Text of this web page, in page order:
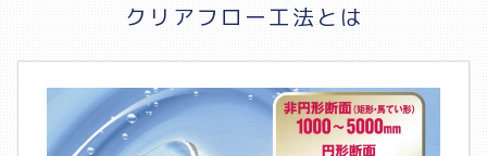
クリアフロー工法とは